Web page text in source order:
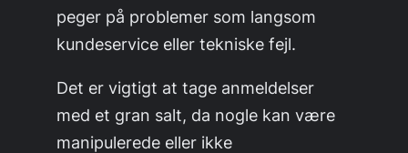
peger på problemer som langsom
kundeservice eller tekniske fejl.
Det er vigtigt at tage anmeldelser
med et gran salt, da nogle kan være
manipulerede eller ikke